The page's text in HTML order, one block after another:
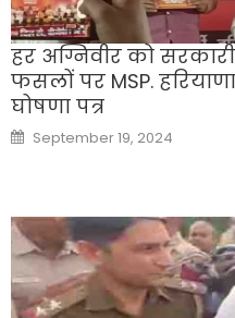
हर अग्निवीर को
फसलों पर MSP.
घोषणा पत्र
Posted
on
September 19, 2024